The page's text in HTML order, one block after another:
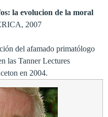
la evolucion de la moral
2007
del afamado primatólogo
las Tanner Lectures
en 2004.